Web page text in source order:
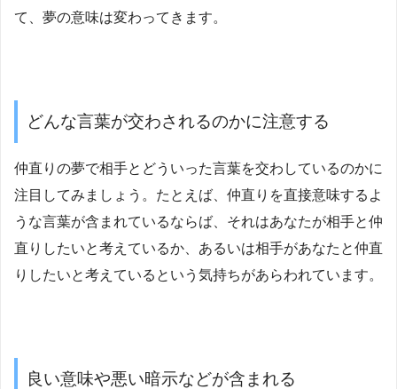
て、夢の意味は変わってきます。
どんな言葉が交わされるのかに注意する
仲直りの夢で相手とどういった言葉を交わしているのかに
注目してみましょう。たとえば、仲直りを直接意味するよ
うな言葉が含まれているならば、それはあなたが相手と仲
直りしたいと考えているか、あるいは相手があなたと仲直
りしたいと考えているという気持ちがあらわれています。
良い意味や悪い暗示などが含まれる